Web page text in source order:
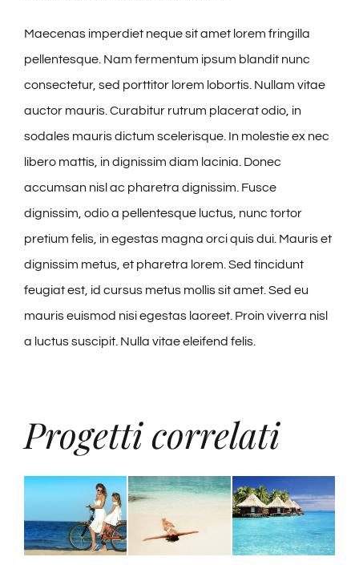
Maecenas imperdiet neque sit amet lorem fringilla
pellentesque. Nam fermentum ipsum blandit nunc
consectetur, sed porttitor lorem lobortis. Nullam vitae
auctor mauris. Curabitur rutrum placerat odio, in
sodales mauris dictum scelerisque. In molestie ex nec
libero mattis, in dignissim diam lacinia. Donec
accumsan nisl ac pharetra dignissim. Fusce
dignissim, odio a pellentesque luctus, nunc tortor
pretium felis, in egestas magna orci quis dui. Mauris et
dignissim metus, et pharetra lorem. Sed tincidunt
feugiat est, id cursus metus mollis sit amet. Sed eu
mauris euismod nisi egestas laoreet. Proin viverra nisl
a luctus suscipit. Nulla vitae eleifend felis.
Progetti correlati